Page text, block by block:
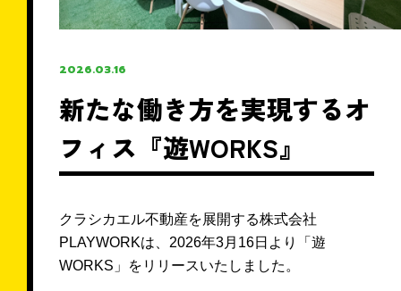
＼ 来店せずに相談可能 ／
無料・オンライン相談予約
お電話での問い合わせ
0120-726-812
2026.03.16
新たな働き方を実現するオ
フィス『遊WORKS』
クラシカエル不動産を展開する株式会社
PLAYWORKは、2026年3月16日より「遊
WORKS」をリリースいたしました。